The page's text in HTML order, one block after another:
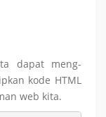
dapat meng-
kode HTML
web kita.